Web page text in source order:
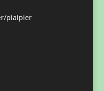
piaipier